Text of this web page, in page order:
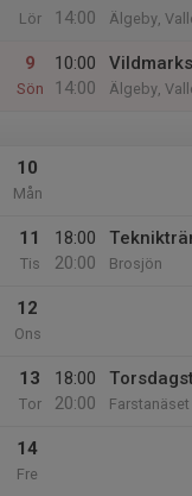
Lör
14:00
Älgeby,
9
Sön
10:00
14:00
Älgeby,
10
Mån
11
Tis
18:00
20:00
Brosjön
12
Ons
13
Tor
18:00
20:00
Farstanäset
14
Fre